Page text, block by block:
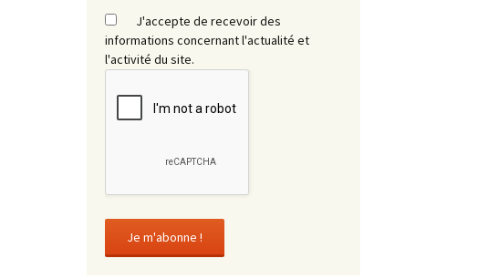
J'accepte de recevoir des
informations concernant l'actualité et
l'activité du site.